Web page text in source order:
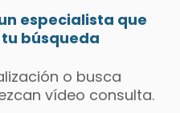
especialista que
búsqueda
o busca
vídeo consulta.